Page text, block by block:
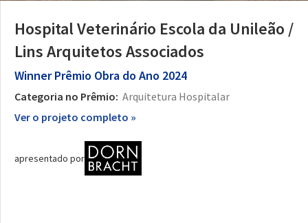
Hospital Veterinário Escola da Unileão /
Lins Arquitetos Associados
WinnerPrêmio Obra do Ano 2024
Categoria no Prêmio: Arquitetura Hospitalar
Ver o projeto completo »
apresentado por